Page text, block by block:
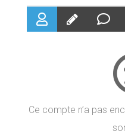
Ce compte n’a pas